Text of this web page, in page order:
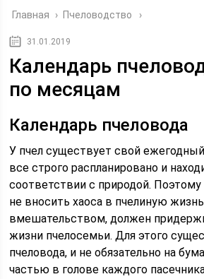
Главная › Пчеловодство
31.01.2019
Календарь
по месяцам
Календарь пчеловода
У пчел существует свой
все строго распланировано и
соответствии с природой.
не вносить хаоса в пчелиную
вмешательством, должен
жизни пчелосемьи. Для этого
пчеловода, и не обязательно на
частью в голове каждого